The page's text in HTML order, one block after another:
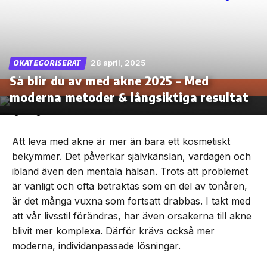
Skip
the
content
OKATEGORISERAT 28 april, 2025
Så blir du av med akne 2025 – Med
moderna metoder & långsiktiga resultat
Att leva med akne är mer än bara ett kosmetiskt
bekymmer. Det påverkar självkänslan, vardagen och
ibland även den mentala hälsan. Trots att problemet
är vanligt och ofta betraktas som en del av tonåren,
är det många vuxna som fortsatt drabbas. I takt med
att vår livsstil förändras, har även orsakerna till akne
blivit mer komplexa. Därför krävs också mer
moderna, individanpassade lösningar.